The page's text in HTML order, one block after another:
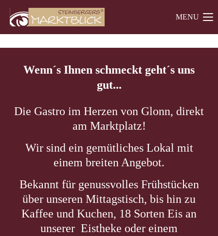
Der Eintrag "offcanvas-col1" existiert leider nicht.
Der Eintrag "offcanvas-col3" existiert leider nicht.
MENU
Wenn´s Ihnen schmeckt geht´s uns
gut...
Die Gastro im Herzen von Glonn, direkt
am Marktplatz!
Wir sind ein gemütliches Lokal mit
einem breiten Angebot.
Bekannt für genussvolles Frühstücken
über unseren Mittagstisch, bis hin zu
Kaffee und Kuchen, 18 Sorten Eis an
unserer Eistheke oder einem